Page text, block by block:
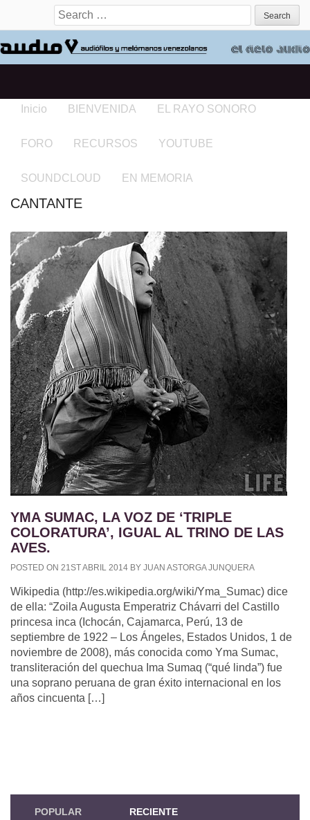
Search for:
Inicio BIENVENIDA EL RAYO SONORO
FORO RECURSOS YOUTUBE
SOUNDCLOUD EN MEMORIA
CANTANTE
YMA SUMAC, LA VOZ DE ‘TRIPLE
COLORATURA’, IGUAL AL TRINO DE LAS
AVES.
POSTED ON 21ST ABRIL 2014 BY JUAN ASTORGA JUNQUERA
Wikipedia (http://es.wikipedia.org/wiki/Yma_Sumac) dice
de ella: “Zoila Augusta Emperatriz Chávarri del Castillo
princesa inca (Ichocán, Cajamarca, Perú, 13 de
septiembre de 1922 – Los Ángeles, Estados Unidos, 1 de
noviembre de 2008), más conocida como Yma Sumac,
transliteración del quechua Ima Sumaq (“qué linda”) fue
una soprano peruana de gran éxito internacional en los
años cincuenta […]
POPULAR RECIENTE